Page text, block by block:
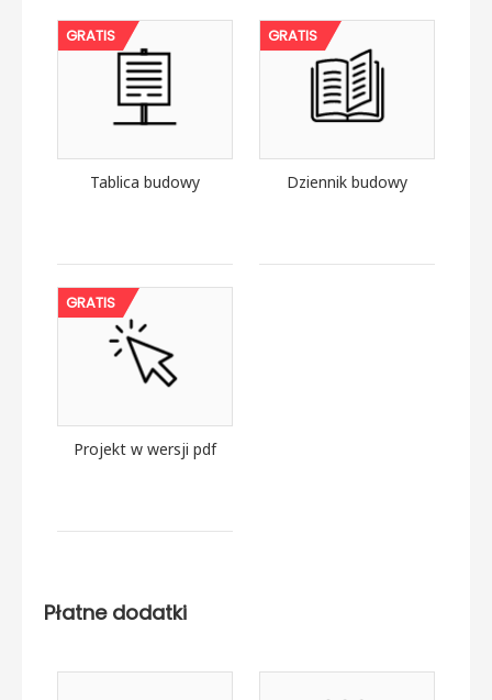
GRATIS
Tablica budowy
GRATIS
Dziennik budowy
GRATIS
Projekt w wersji pdf
Płatne dodatki